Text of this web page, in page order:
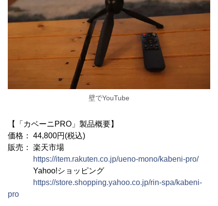
壁でYouTube
【「カベーニPRO」製品概要】
価格： 44,800円(税込)
販売： 楽天市場
https://item.rakuten.co.jp/ueno-mono/kabeni-pro/
Yahoo!ショッピング
https://store.shopping.yahoo.co.jp/rin-spa/kabeni-
pro